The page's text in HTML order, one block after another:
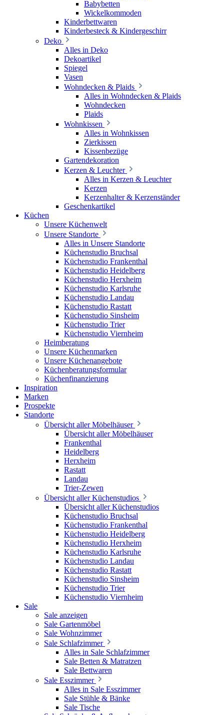
Babybetten
Wickelkommoden
Kinderbettwaren
Kinderbesteck & Kindergeschirr
Deko
Alles in Deko
Dekoartikel
Spiegel
Vasen
Wohndecken & Plaids
Alles in Wohndecken & Plaids
Wohndecken
Plaids
Wohnkissen
Alles in Wohnkissen
Zierkissen
Kissenbezüge
Gartendekoration
Kerzen & Leuchter
Alles in Kerzen & Leuchter
Kerzen
Kerzenhalter & Kerzenständer
Geschenkartikel
Küchen
Unsere Küchenwelt
Unsere Standorte
Alles in Unsere Standorte
Küchenstudio Bruchsal
Küchenstudio Frankenthal
Küchenstudio Heidelberg
Küchenstudio Herxheim
Küchenstudio Karlsruhe
Küchenstudio Landau
Küchenstudio Rastatt
Küchenstudio Sinsheim
Küchenstudio Trier
Küchenstudio Viernheim
Heimberatung
Unsere Küchenmarken
Unsere Küchenangebote
Küchenberatungsformular
Küchenfinanzierung
Inspiration
Marken
Prospekte
Standorte
Übersicht aller Möbelhäuser
Übersicht aller Möbelhäuser
Frankenthal
Heidelberg
Herxheim
Rastatt
Landau
Trier-Zewen
Übersicht aller Küchenstudios
Übersicht aller Küchenstudios
Küchenstudio Bruchsal
Küchenstudio Frankenthal
Küchenstudio Heidelberg
Küchenstudio Herxheim
Küchenstudio Karlsruhe
Küchenstudio Landau
Küchenstudio Rastatt
Küchenstudio Sinsheim
Küchenstudio Trier
Küchenstudio Viernheim
Sale
Sale anzeigen
Sale Gartenmöbel
Sale Wohnzimmer
Sale Schlafzimmer
Alles in Sale Schlafzimmer
Sale Betten & Matratzen
Sale Bettwaren
Sale Esszimmer
Alles in Sale Esszimmer
Sale Stühle & Bänke
Sale Tische